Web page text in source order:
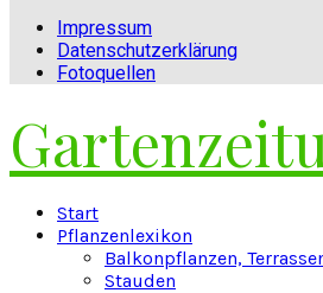
Impressum
Datenschutzerklärung
Fotoquellen
Start
Pflanzenlexikon
Balkonpflanzen,
Stauden